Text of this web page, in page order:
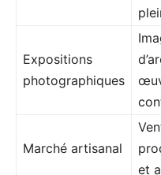
Expositions
photographiques
Marché artisanal
et